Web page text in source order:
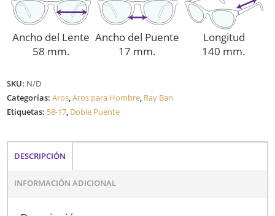
Ancho del Lente
58 mm.
Ancho del Puente
17 mm.
Longitud
140 mm.
SKU: N/D
Categorías:Aros,Aros para Hombre, Ray Ban
Etiquetas: 58-17, Doble Puente
DESCRIPCIÓN
INFORMACIÓN ADICIONAL